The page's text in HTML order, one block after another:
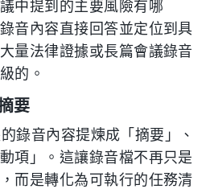
中提到的主要風險有哪
音內容直接回答並定位到具
量法律證據或長篇會議錄音
的。
要
錄音內容提煉成「摘要」、
項」。這讓錄音檔不再只是
而是轉化為可執行的任務清